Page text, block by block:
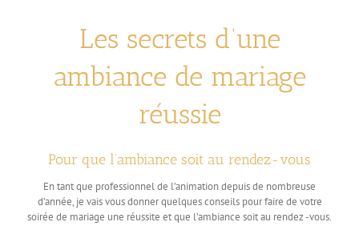
Les secrets d’une
ambiance de mariage
réussie
Pour que l’ambiance soit au rendez-vous
En tant que professionnel de l’animation depuis de nombreuse
d’année, je vais vous donner quelques conseils pour faire de votre
soirée de mariage une réussite et que l’ambiance soit au rendez -vous.